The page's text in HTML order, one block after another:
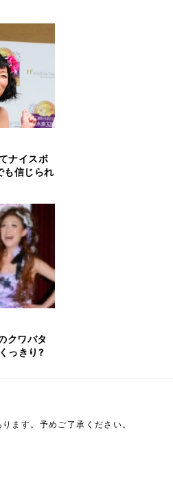
ナイスボ
も信じられ
クワバタ
っきり?
ます。予めご了承ください。